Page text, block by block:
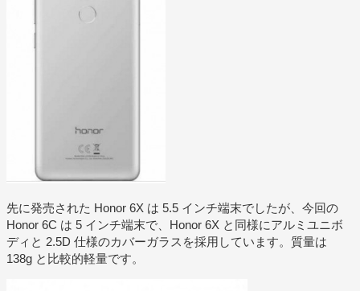
先に発売された Honor 6X は 5.5 インチ端末でしたが、今回の
Honor 6C は 5 インチ端末で、Honor 6X と同様にアルミユニボ
ディと 2.5D 仕様のカバーガラスを採用しています。質量は
138g と比較的軽量です。